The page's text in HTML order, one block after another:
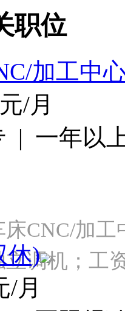
职位
加工中
/月
| 一年以
CNC/加
立调机；
休)
/月